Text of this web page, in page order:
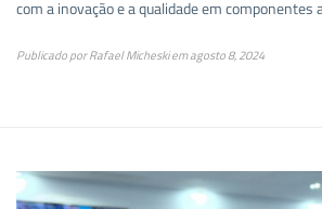
com a inovação e a qualidade em componentes
Publicado porRafael Micheskiemagosto 8, 2024